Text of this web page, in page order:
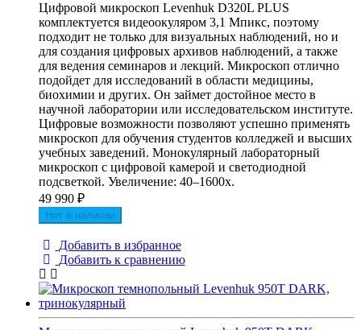
Цифровой микроскоп Levenhuk D320L PLUS
комплектуется видеоокуляром 3,1 Мпикс, поэтому
подходит не только для визуальных наблюдений, но и
для создания цифровых архивов наблюдений, а также
для ведения семинаров и лекций. Микроскоп отлично
подойдет для исследований в области медицины,
биохимии и других. Он займет достойное место в
научной лаборатории или исследовательском институте.
Цифровые возможности позволяют успешно применять
микроскоп для обучения студентов колледжей и высших
учебных заведений. Монокулярный лабораторный
микроскоп с цифровой камерой и светодиодной
подсветкой. Увеличение: 40–1600х.
49 990 ₽
Нет в наличии
Добавить в избранное
Добавить к сравнению